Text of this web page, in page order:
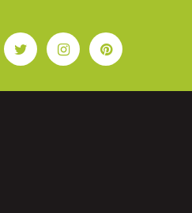
TwitterInstagramPinterest